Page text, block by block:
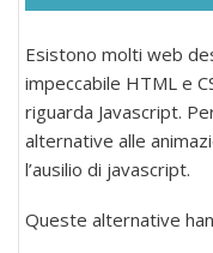
Esistono molti web
impeccabile HTML e
riguarda Javascript.
alternative alle
l’ausilio di javascript.
Queste alternative